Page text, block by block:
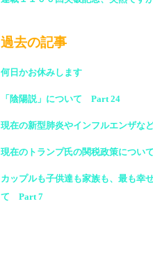
過去の記事
何日かお休みします
「陰陽説」について Part 24
現在の新型肺炎やインフルエンザ
現在のトランプ氏の関税政策につい
カップルも子供達も家族も、最も幸
て Part 7